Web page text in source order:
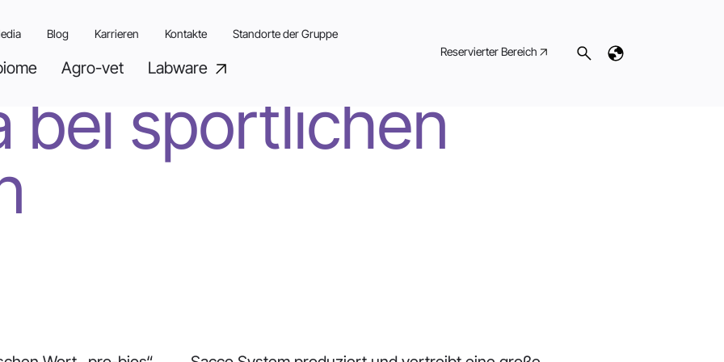
Blog Karrieren Kontakte Standorte der Gruppe
Agro-vet Labware
Reservierter Bereich
bei sportlichen